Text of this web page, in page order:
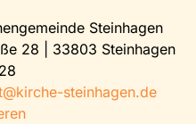
Steinhagen
28 | 33803 Steinhagen
steinhagen.de